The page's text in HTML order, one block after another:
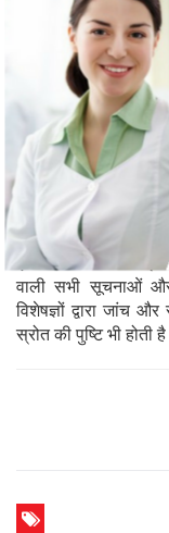
ही हानिकारक हो
डॉक्टर से सम्पर्क करे
Disclaimer:
हेल्थ केयर की सभी
GoMedii अपने
जुडी सभी जानकारी
एवँ डॉक्टर्स से
वाली सभी सूचनाओं
विशेषज्ञों द्वारा जांच
स्रोत की पुष्टि भी होती